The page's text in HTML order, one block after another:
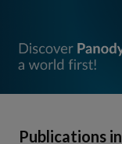
Publications in